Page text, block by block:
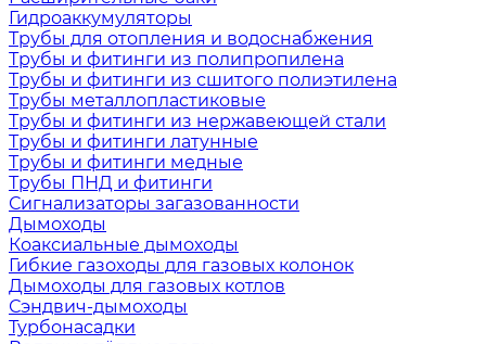
Гидроаккумуляторы
Трубы для отопления и водоснабжения
Трубы и фитинги из полипропилена
Трубы и фитинги из сшитого полиэтилена
Трубы металлопластиковые
Трубы и фитинги из нержавеющей стали
Трубы и фитинги латунные
Трубы и фитинги медные
Трубы ПНД и фитинги
Сигнализаторы загазованности
Дымоходы
Коаксиальные дымоходы
Гибкие газоходы для газовых колонок
Дымоходы для газовых котлов
Сэндвич-дымоходы
Турбонасадки